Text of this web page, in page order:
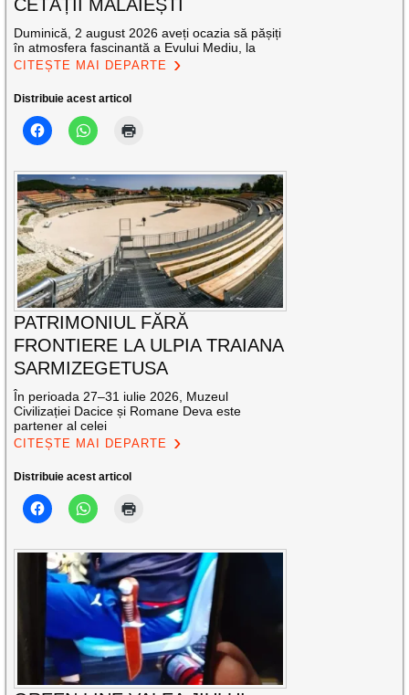
CETĂȚII MĂLĂIEȘTI
Duminică, 2 august 2026 aveți ocazia să pășiți
în atmosfera fascinantă a Evului Mediu, la
CITEȘTE MAI DEPARTE
Distribuie acest articol
PATRIMONIUL FĂRĂ
FRONTIERE LA ULPIA TRAIANA
SARMIZEGETUSA
În perioada 27–31 iulie 2026, Muzeul
Civilizației Dacice și Romane Deva este
partener al celei
CITEȘTE MAI DEPARTE
Distribuie acest articol